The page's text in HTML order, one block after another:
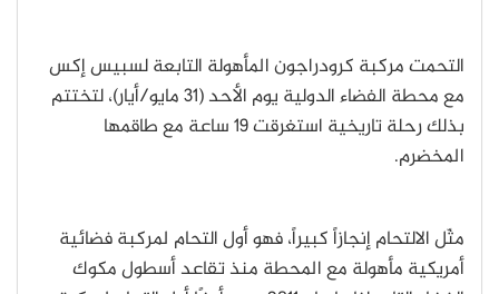
التحمت مركبة كرودراجون المأهولة التابعة لسبيس إكس
مع محطة الفضاء الدولية يوم الأحد (31 مايو
/أيار)، لتختتم
بذلك رحلة تاريخية استغرقت 19 ساعة مع طاقمها
المخضرم.
مثّل الالتحام إنجازاً كبيراً، فهو أول التحام لمركبة فضائية
أمريكية مأهولة مع المحطة منذ تقاعد أسطول مكوك